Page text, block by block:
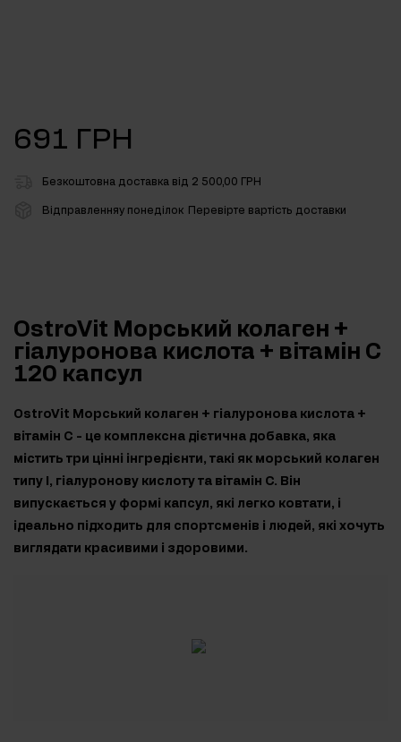
691 ГРН
Безкоштовна доставка від 2 500,00 ГРН
Відправленняу понеділок Перевірте вартість доставки
OstroVit Морський колаген +
гіалуронова кислота + вітамін С
120 капсул
OstroVit Морський колаген + гіалуронова кислота +
вітамін С - це комплексна дієтична добавка, яка
містить три цінні інгредієнти, такі як морський колаген
типу I, гіалуронову кислоту та вітамін С. Він
випускається у формі капсул, які легко ковтати, і
ідеально підходить для спортсменів і людей, які хочуть
виглядати красивими і здоровими.